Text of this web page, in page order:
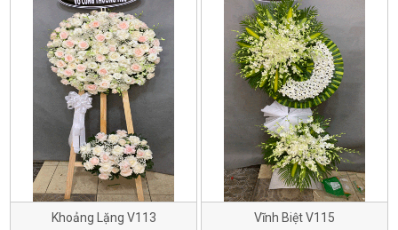
Khoảng Lặng V113
Vĩnh Biệt V115